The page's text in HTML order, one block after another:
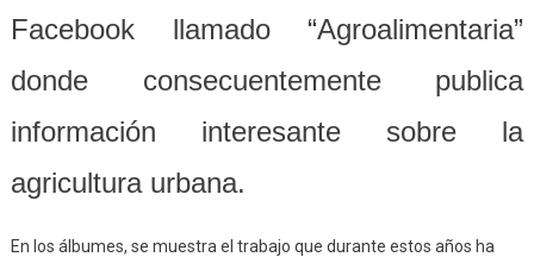
Facebook llamado “Agroalimentaria”
donde consecuentemente publica
información interesante sobre la
agricultura urbana.
En los álbumes, se muestra el trabajo que durante estos años ha